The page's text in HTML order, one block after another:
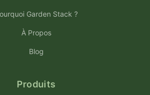
Garden Stack ?
À Propos
Blog
Produits